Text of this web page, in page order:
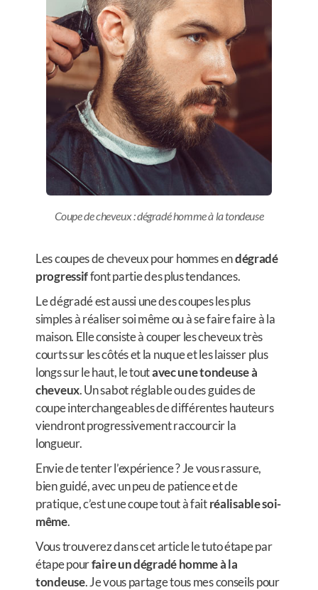
Coupe de cheveux : dégradé homme à la tondeuse
Les coupes de cheveux pour hommes endégradé
progressiffont partie des plus tendances.
Le dégradé est aussi une des coupes les plus
simples à réaliser soi même ou à se faire faire à la
maison. Elle consiste à couper les cheveux très
courts sur les côtés et la nuque et les laisser plus
longs sur le haut, le toutavec une tondeuse à
cheveux. Un sabot réglable ou des guides de
coupe interchangeables de différentes hauteurs
viendront progressivement raccourcir la
longueur.
Envie de tenter l’expérience ? Je vous rassure,
bien guidé, avec un peu de patience et de
pratique, c’est une coupe tout à faitréalisable soi-
même.
Vous trouverez dans cet article le tuto étape par
étape pourfaire un dégradé homme à la
tondeuse. Je vous partage tous mes conseils pour